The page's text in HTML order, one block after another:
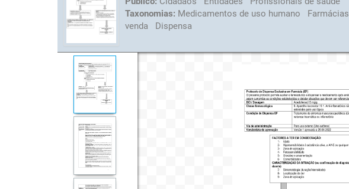
Taxonomias: Medicamentos de uso humano Farmácias
venda
Dispensa